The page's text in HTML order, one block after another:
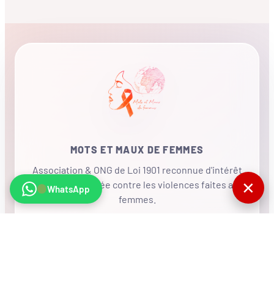
MOTS ET MAUX DE FEMMES
Association & ONG de Loi 1901 reconnue d'intérêt
général, mobilisée contre les violences faites aux
femmes.
WhatsApp ✕